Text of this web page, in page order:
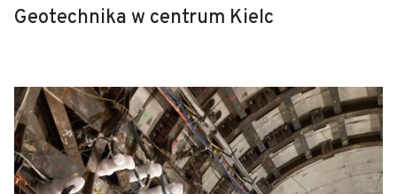
Geotechnika w centrum Kielc